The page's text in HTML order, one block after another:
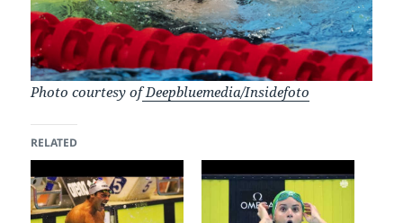
Photo courtesy ofDeepbluemedia/Insidefoto
RELATED